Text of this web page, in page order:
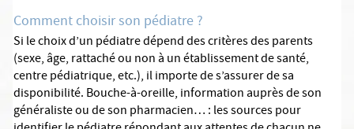
Comment choisir son pédiatre ?
Si le choix d’un pédiatre dépend des critères des parents
(sexe, âge, rattaché ou non à un établissement de santé,
centre pédiatrique, etc.), il importe de s’assurer de sa
disponibilité. Bouche-à-oreille, information auprès de son
généraliste ou de son pharmacien… : les sources pour